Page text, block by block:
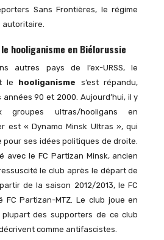
Sans Frontières, le régime
hooliganisme en Biélorussie
autres pays de l’ex-URSS, le
le hooliganisme s’est répandu,
90 et 2000. Aujourd’hui, il y
groupes ultras/hooligans en
est « Dynamo Minsk Ultras », qui
ses idées politiques de droite.
avec le FC Partizan Minsk, ancien
le club après le départ de
de la saison 2012/2013, le FC
FC Partizan-MTZ. Le club joue en
plupart des supporters de ce club
comme antifascistes.